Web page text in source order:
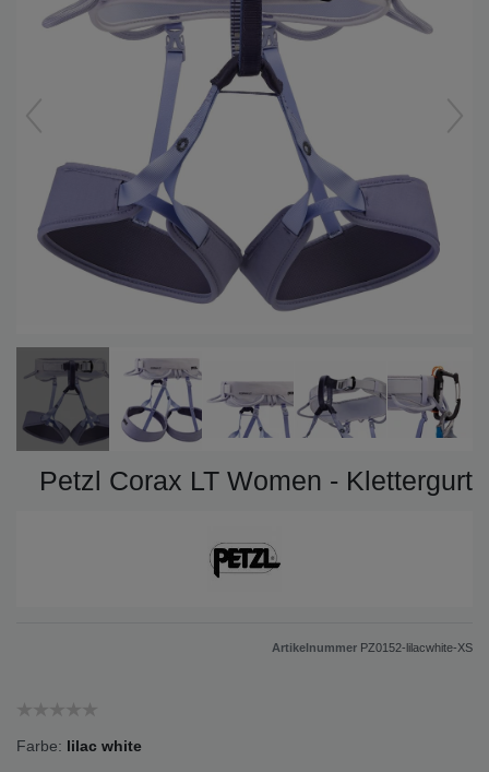
Petzl Corax LT Women - Klettergurt
Artikelnummer PZ0152-lilacwhite-XS
Farbe: lilac white